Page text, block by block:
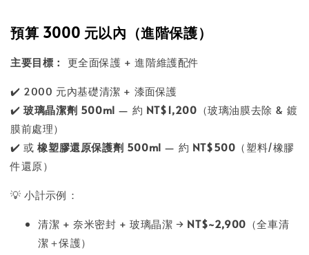
預算 3000 元以內（進階保護）
主要目標： 更全面保護 + 進階維護配件
✔️ 2000 元內基礎清潔 + 漆面保護
✔️玻璃晶潔劑 500ml — 約 NT$1,200 （玻璃油膜去除 & 鍍
膜前處理）
✔️ 或橡塑膠還原保護劑 500ml — 約 NT$500 （塑料/橡膠
件還原）
💡 小計示例：
清潔 + 奈米密封 + 玻璃晶潔 → NT$~2,900 （全車清
潔＋保護）